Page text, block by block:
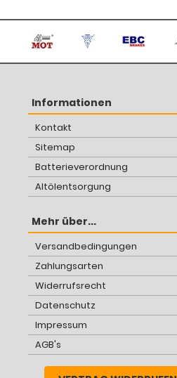
Informationen
Kontakt
Sitemap
Batterieverordnung
Altölentsorgung
Mehr über...
Versandbedingungen
Zahlungsarten
Widerrufsrecht
Datenschutz
Impressum
AGB's